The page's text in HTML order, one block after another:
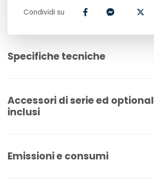
Condividi su
Specifiche tecniche
Accessori di serie ed optional
inclusi
Emissioni e consumi